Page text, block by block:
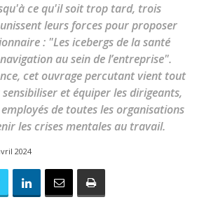
ce qu'il soit trop tard, trois
leurs forces pour proposer
: "Les icebergs de la santé
au sein de l’entreprise".
cet ouvrage percutant vient tout
et équiper les dirigeants,
de toutes les organisations
les crises mentales au travail.
2024